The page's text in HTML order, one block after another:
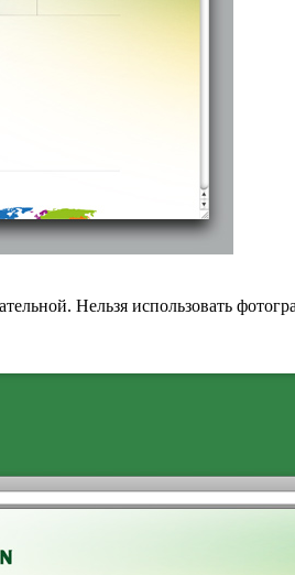
Нельзя использовать